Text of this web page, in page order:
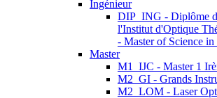
Ingénieur
DIP_ING - Diplôme
l'Institut d'Optique
- Master of Science
Master
M1_IJC - Master 1
M2_GI - Grands
M2_LOM - Laser